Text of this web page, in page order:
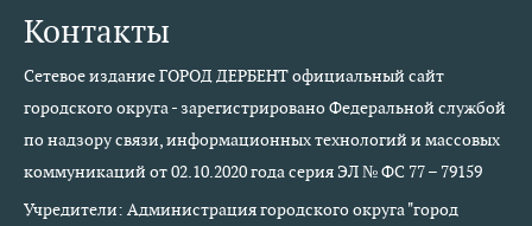
Контакты
Сетевое издание ГОРОД ДЕРБЕНТ официальный сайт
городского округа - зарегистрировано Федеральной службой
по надзору связи, информационных технологий и массовых
коммуникаций от 02.10.2020 года серия ЭЛ № ФС 77 – 79159
Учредители: Администрация городского округа "город